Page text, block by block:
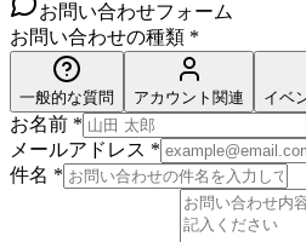
お問い合わせフォーム
お問い合わせの種類 *
一般的な質問 アカウント関連 イベ
お名前 *
メールアドレス *
件名 *